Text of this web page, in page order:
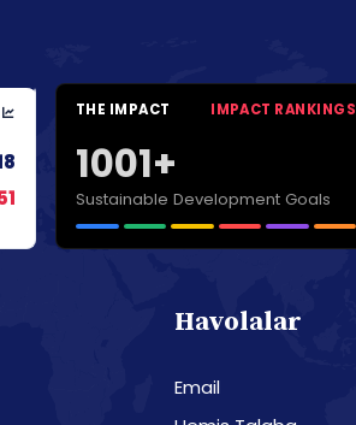
THE IMPACT IMPACT RANKINGS
1001+
Sustainable Development Goals
Havolalar
Email